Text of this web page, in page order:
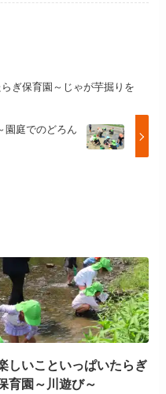
ぎ保育園～じゃが芋掘りを
園庭でのどろん
しいこといっぱいたらぎ
育園～川遊び～